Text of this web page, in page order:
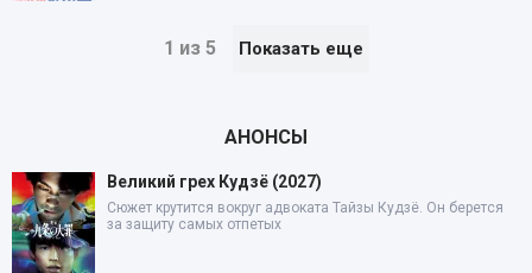
1 из 5 Показать еще
АНОНСЫ
Великий грех Кудзё (2027)
Сюжет крутится вокруг адвоката Тайзы Кудзё. Он берется
за защиту самых отпетых